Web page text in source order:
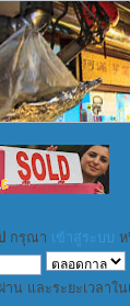
กรุณา เข้าสู่ระบบ ห
น และระยะเวลาใ